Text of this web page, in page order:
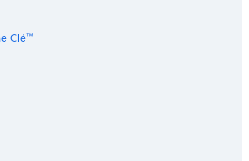
Clé™